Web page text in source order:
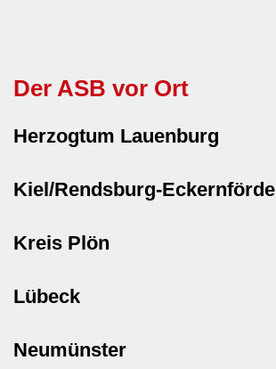
Der ASB vor Ort
Herzogtum Lauenburg
Kiel/Rendsburg-Eckernförde
Kreis Plön
Lübeck
Neumünster